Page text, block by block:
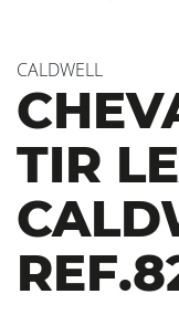
CALDWELL
TIR